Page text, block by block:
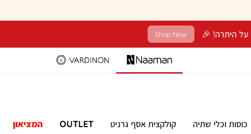
Shop Now
כוסות וכלי שתיה קולקצית אסף גרניט OUTLET המציאון